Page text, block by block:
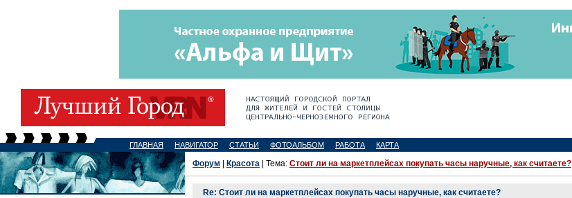
ГЛАВНАЯ НАВИГАТОР СТАТЬИ ФОТОАЛЬБОМ РАБОТА КАРТА
Форум Красота | Тема: Стоит ли на маркетплейсах покупать часы наручные, как считаете?
Re: Стоит ли на маркетплейсах покупать часы наручные, как считаете?